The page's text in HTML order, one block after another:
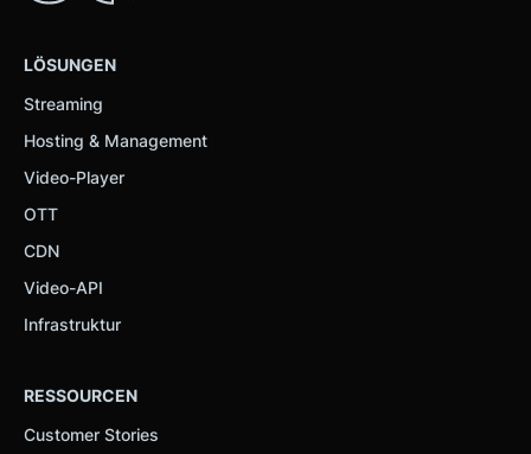
LÖSUNGEN
Streaming
Hosting & Management
Video-Player
OTT
CDN
Video-API
Infrastruktur
RESSOURCEN
Customer Stories